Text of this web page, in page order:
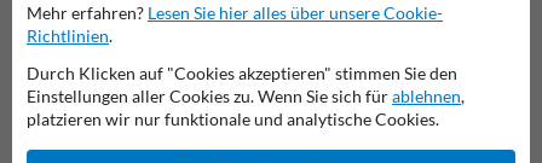
Verkehrsschilder
Mehr erfahren? Lesen Sie hier alles über unsere Cookie-
Richtlinien.
Durch Klicken auf "Cookies akzeptieren" stimmen Sie den
Einstellungen aller Cookies zu. Wenn Sie sich fürablehnen,
platzieren wir nur funktionale und analytische Cookies.